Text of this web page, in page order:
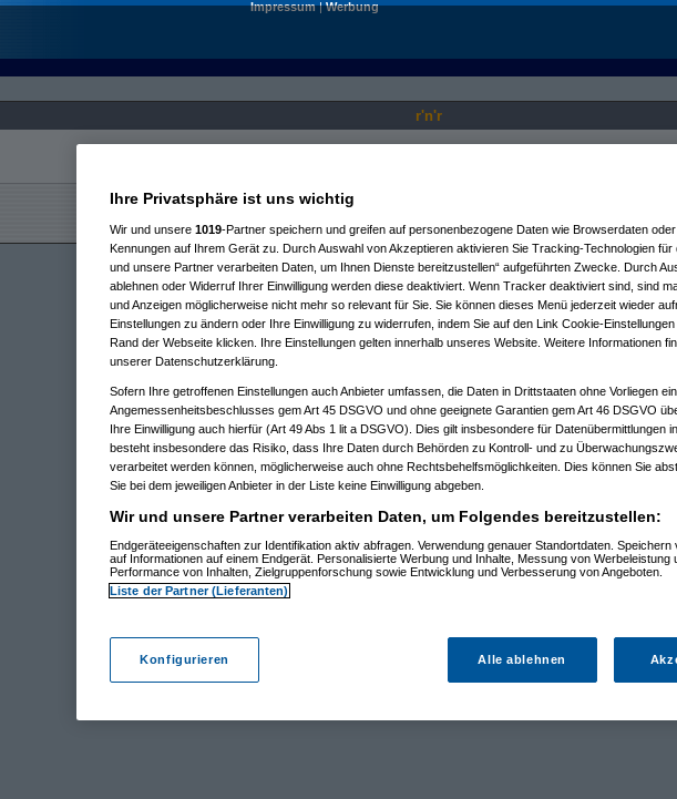
Impressum|Werbung
r'n'r
Ihre Privatsphäre ist uns wichtig
Wir und unsere 1019-Partner speichern und greifen auf personenbezogene Daten wie Browserdaten
Kennungen auf Ihrem Gerät zu. Durch Auswahl von Akzeptieren aktivieren Sie Tracking-Technologien für
und unsere Partner verarbeiten Daten, um Ihnen Dienste bereitzustellen“ aufgeführten Zwecke. Durch
ablehnen oder Widerruf Ihrer Einwilligung werden diese deaktiviert. Wenn Tracker deaktiviert sind, sind
und Anzeigen möglicherweise nicht mehr so relevant für Sie. Sie können dieses Menü jederzeit wieder
Einstellungen zu ändern oder Ihre Einwilligung zu widerrufen, indem Sie auf den Link Cookie-
Rand der Webseite klicken. Ihre Einstellungen gelten innerhalb unseres Website. Weitere Informationen
unserer Datenschutzerklärung.
Sofern Ihre getroffenen Einstellungen auch Anbieter umfassen, die Daten in Drittstaaten ohne Vorliegen
Angemessenheitsbeschlusses gem Art 45 DSGVO und ohne geeignete Garantien gem Art 46 DSGVO
Ihre Einwilligung auch hierfür (Art 49 Abs 1 lit a DSGVO). Dies gilt insbesondere für Datenübermittlungen
besteht insbesondere das Risiko, dass Ihre Daten durch Behörden zu Kontroll- und zu
verarbeitet werden können, möglicherweise auch ohne Rechtsbehelfsmöglichkeiten. Dies können Sie
Sie bei dem jeweiligen Anbieter in der Liste keine Einwilligung abgeben.
Wir und unsere Partner verarbeiten Daten, um Folgendes bereitzustellen:
Endgeräteeigenschaften zur Identifikation aktiv abfragen. Verwendung genauer Standortdaten. Speichern
auf Informationen auf einem Endgerät. Personalisierte Werbung und Inhalte, Messung von Werbeleistung
Performance von Inhalten, Zielgruppenforschung sowie Entwicklung und Verbesserung von Angeboten.
Liste der Partner (Lieferanten)
Konfigurieren Alle ablehnen